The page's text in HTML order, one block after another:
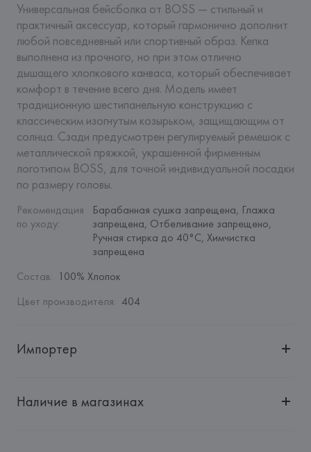
Универсальная бейсболка от BOSS — стильный и
практичный аксессуар, который гармонично дополнит
любой повседневный или спортивный образ. Кепка
выполнена из прочного, но при этом отлично
дышащего хлопкового канваса, который обеспечивает
комфорт в течение всего дня. Модель имеет
традиционную шестипанельную конструкцию с
классическим изогнутым козырьком, защищающим от
солнца. Сзади предусмотрен регулируемый ремешок с
металлической пряжкой, украшенной фирменным
логотипом BOSS, для точной индивидуальной посадки
по размеру головы.
Рекомендация
по уходу:
Барабанная сушка запрещена, Глажка
запрещена, Отбеливание запрещено,
Ручная стирка до 40°C, Химчистка
запрещена
Состав: 100% Хлопок
Цвет производителя: 404
Импортер
"Авикойл Интернешнл"
Наличие в магазинах